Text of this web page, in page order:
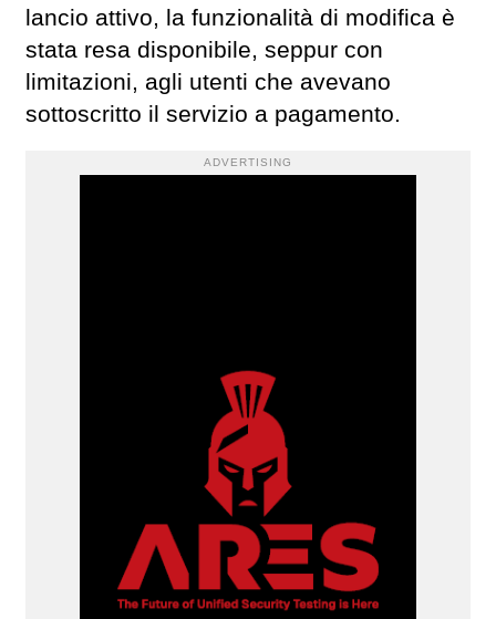
lancio attivo, la funzionalità di modifica è
stata resa disponibile, seppur con
limitazioni, agli utenti che avevano
sottoscritto il servizio a pagamento.
ADVERTISING